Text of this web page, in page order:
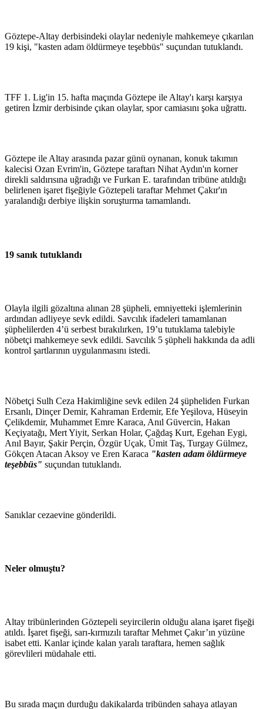
Göztepe-Altay derbisindeki olaylar nedeniyle mahkemeye çıkarılan
19 kişi, "kasten adam öldürmeye teşebbüs" suçundan tutuklandı.
TFF 1. Lig'in 15. hafta maçında Göztepe ile Altay'ı karşı karşıya
getiren İzmir derbisinde çıkan olaylar, spor camiasını şoka uğrattı.
Göztepe ile Altay arasında pazar günü oynanan, konuk takımın
kalecisi Ozan Evrim'in, Göztepe taraftarı Nihat Aydın'ın korner
direkli saldırısına uğradığı ve Furkan E. tarafından tribüne atıldığı
belirlenen işaret fişeğiyle Göztepeli taraftar Mehmet Çakır'ın
yaralandığı derbiye ilişkin soruşturma tamamlandı.
19 sanık tutuklandı
Olayla ilgili gözaltına alınan 28 şüpheli, emniyetteki işlemlerinin
ardından adliyeye sevk edildi. Savcılık ifadeleri tamamlanan
şüphelilerden 4’ü serbest bırakılırken, 19’u tutuklama talebiyle
nöbetçi mahkemeye sevk edildi. Savcılık 5 şüpheli hakkında da adli
kontrol şartlarının uygulanmasını istedi.
Nöbetçi Sulh Ceza Hakimliğine sevk edilen 24 şüpheliden Furkan
Ersanlı, Dinçer Demir, Kahraman Erdemir, Efe Yeşilova, Hüseyin
Çelikdemir, Muhammet Emre Karaca, Anıl Güvercin, Hakan
Keçiyatağı, Mert Yiyit, Serkan Holar, Çağdaş Kurt, Egehan Eygi,
Anıl Bayır, Şakir Perçin, Özgür Uçak, Ümit Taş, Turgay Gülmez,
Gökçen Atacan Aksoy ve Eren Karaca "kasten adam öldürmeye
teşebbüs" suçundan tutuklandı.
Sanıklar cezaevine gönderildi.
Neler olmuştu?
Altay tribünlerinden Göztepeli seyircilerin olduğu alana işaret fişeği
atıldı. İşaret fişeği, sarı-kırmızılı taraftar Mehmet Çakır’ın yüzüne
isabet etti. Kanlar içinde kalan yaralı taraftara, hemen sağlık
görevlileri müdahale etti.
Bu sırada maçın durduğu dakikalarda tribünden sahaya atlayan